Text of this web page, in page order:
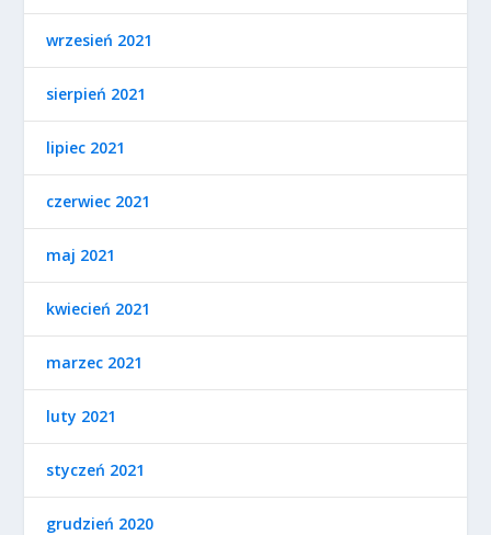
wrzesień 2021
sierpień 2021
lipiec 2021
czerwiec 2021
maj 2021
kwiecień 2021
marzec 2021
luty 2021
styczeń 2021
grudzień 2020